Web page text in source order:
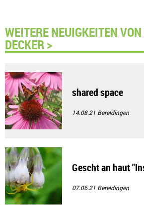
WEITERE NEUIGKEITEN
DECKER >
shared space
14.08.21 Bereldingen
Gescht an haut
07.06.21 Bereldingen